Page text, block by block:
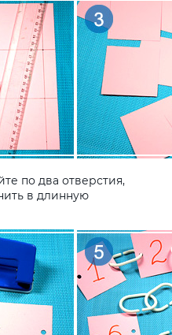
по два отверстия,
в длинную